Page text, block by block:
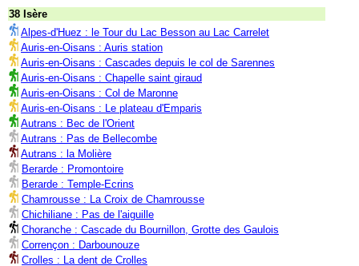
38 Isère
Alpes-d'Huez : le Tour du Lac Besson au Lac Carrelet
Auris-en-Oisans : Auris station
Auris-en-Oisans : Cascades depuis le col de Sarennes
Auris-en-Oisans : Chapelle saint giraud
Auris-en-Oisans : Col de Maronne
Auris-en-Oisans : Le plateau d'Emparis
Autrans : Bec de l'Orient
Autrans : Pas de Bellecombe
Autrans : la Molière
Berarde : Promontoire
Berarde : Temple-Ecrins
Chamrousse : La Croix de Chamrousse
Chichiliane : Pas de l'aiguille
Choranche : Cascade du Bournillon, Grotte des Gaulois
Corrençon : Darbounouze
Crolles : La dent de Crolles